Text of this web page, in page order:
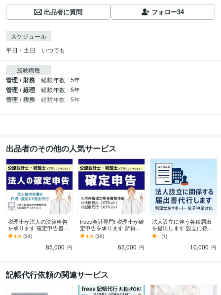
出品者に質問 フォロー34
スケジュール
平日・土日　いつでも
経験職種
管理 / 財務 経験年数 : 5年
管理 / 経理 経験年数 : 5年
管理 / 税務 経験年数 : 5年
出品者のその他の人気サービス
税理士が法人の決算申告
を承ります 確定申告書の
作成から提出まで税理士
が行います！
4.9 (23)
85,000 円
freee会計専門! 税理士が確
定申告を承ります 所得税
確定申告書の作成から提
出まで税理士が行いま
4.9 (35)
65,000 円
法人設立に伴う各種届出
を提出します 設立に係る
届出一式をパッケージで
販売しております
- (1)
10,000 円
記帳代行依頼の関連サービス